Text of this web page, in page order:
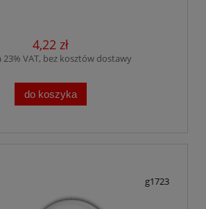
4,22 zł
23% VAT, bez kosztów dostawy
do koszyka
g1723